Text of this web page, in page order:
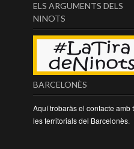
ELS ARGUMENTS DELS
NINOTS
BARCELONÈS
Aquí trobaràs el contacte amb
les territorials del Barcelonès.